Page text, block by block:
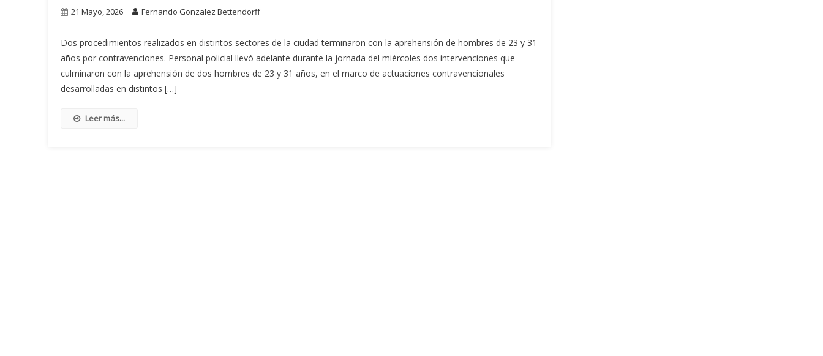
21 Mayo, 2026 Fernando Gonzalez Bettendorff
Dos procedimientos realizados en distintos sectores de la ciudad terminaron con la aprehensión de hombres de 23 y 31
años por contravenciones. Personal policial llevó adelante durante la jornada del miércoles dos intervenciones que
culminaron con la aprehensión de dos hombres de 23 y 31 años, en el marco de actuaciones contravencionales
desarrolladas en distintos […]
Leer más...